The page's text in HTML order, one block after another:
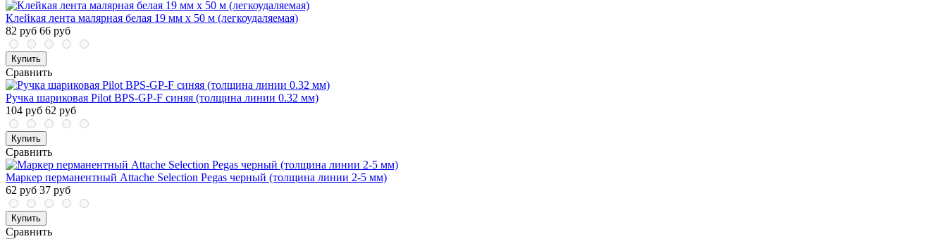
Клейкая лента малярная белая 19 мм х 50 м (легкоудаляемая)
82 руб 66 руб
Купить
Сравнить
Ручка шариковая Pilot BPS-GP-F синяя (толщина линии 0.32 мм)
104 руб 62 руб
Купить
Сравнить
Маркер перманентный Attache Selection Pegas черный (толщина линии 2-5 мм)
62 руб 37 руб
Купить
Сравнить